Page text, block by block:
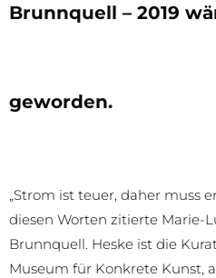
Brunnquell – 2019
geworden.
„Strom ist teuer, daher muss
diesen Worten zitierte Marie-
Brunnquell. Heske ist die
Museum für Konkrete Kunst,